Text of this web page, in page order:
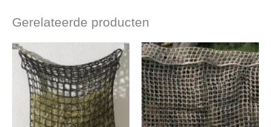
Gerelateerde producten